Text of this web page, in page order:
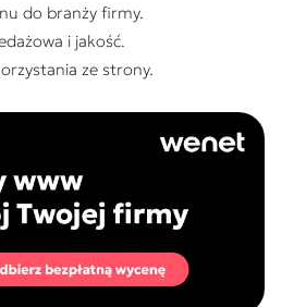
do branży firmy.
i jakość.
ze strony.